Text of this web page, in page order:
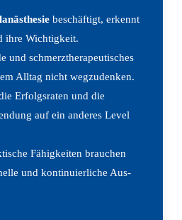
beschäftigt, erkennt
ihre Wichtigkeit.
und schmerztherapeutisches
Alltag nicht wegzudenken.
Erfolgsraten und die
auf ein anderes Level
Fähigkeiten brauchen
und kontinuierliche Aus-